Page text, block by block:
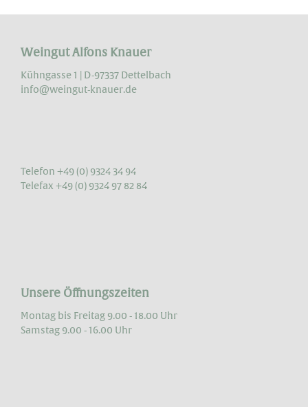
Weingut Alfons Knauer
Kühngasse 1 | D-97337 Dettelbach
info@weingut-knauer.de
Telefon +49 (0) 9324 34 94
Telefax +49 (0) 9324 97 82 84
Unsere Öffnungszeiten
Montag bis Freitag 9.00 - 18.00 Uhr
Samstag 9.00 - 16.00 Uhr